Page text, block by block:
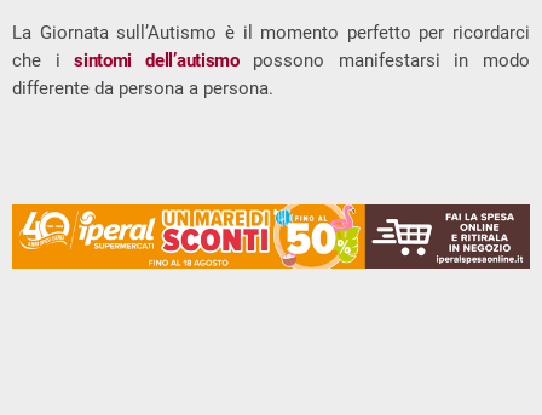
La Giornata sull’Autismo è il momento perfetto per ricordarci
che isintomi dell’autismopossono manifestarsi in modo
differente da persona a persona.